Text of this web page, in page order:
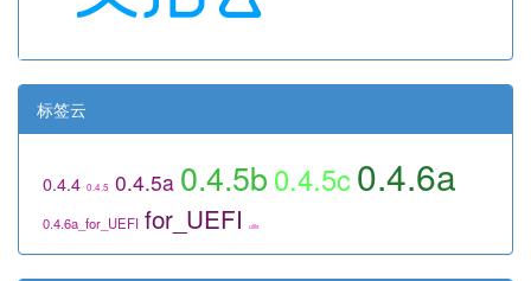
标签云
0.4.4 0.4.5 0.4.5a 0.4.5b 0.4.5c0.4.6a
0.4.6a_for_UEFI for_UEFI utils